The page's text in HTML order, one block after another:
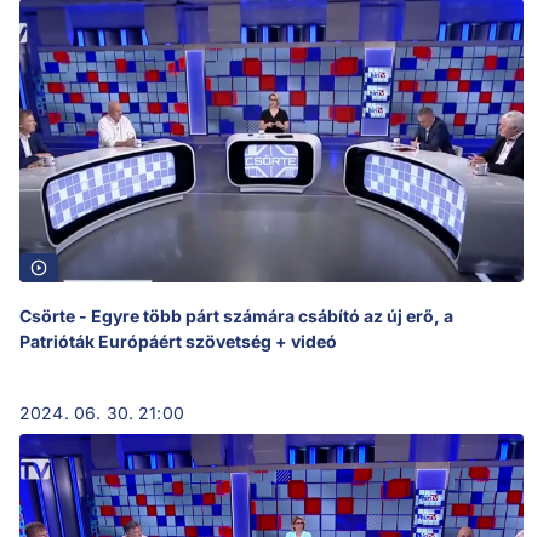
Csörte - Egyre több párt számára csábító az új erő, a
Patrióták Európáért szövetség + videó
2024. 06. 30. 21:00